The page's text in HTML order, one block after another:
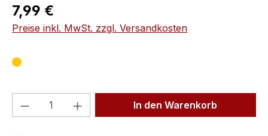
Regulärer Preis:
7,99 €
Preise inkl. MwSt. zzgl. Versandkosten
Produkt Anzahl: Gib denIn den Warenkorb